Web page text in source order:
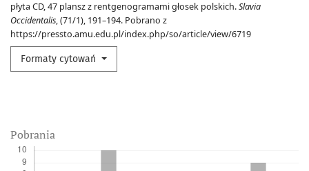
płyta CD, 47 plansz z rentgenogramami głosek polskich.Slavia
Occidentalis, (71/1), 191–194. Pobrano z
https://pressto.amu.edu.pl/index.php/so/article/view/6719
Formaty cytowań
Pobrania